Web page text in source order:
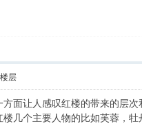
层
面让人感叹红楼的带来的层
几个主要人物的比如芙蓉，